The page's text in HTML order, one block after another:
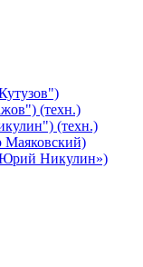
(техн.)
(техн.)
Маяковский)
Никулин»)